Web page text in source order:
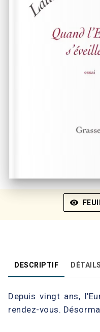
visibility
DESCRIPTIF DÉTAILS
Depuis vingt ans,
rendez-vous.